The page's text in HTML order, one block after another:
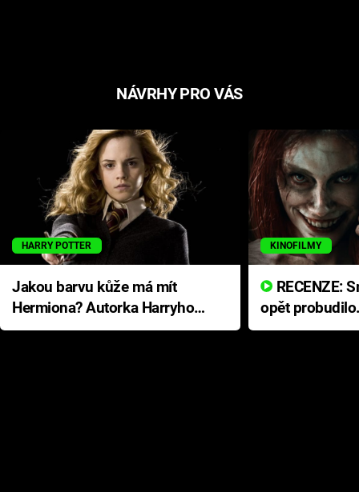
NÁVRHY PRO VÁS
HARRY POTTER
Jakou barvu kůže má mít
Hermiona? Autorka Harryho
Pottera přišla s ráznou
KINOFILMY
opět
přichází s